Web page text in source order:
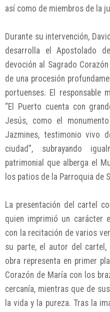
así como de miembros de la
Durante su intervención,
desarrolla el Apostolado
devoción al Sagrado
de una procesión
portuenses. El responsable
“El Puerto cuenta con
Jesús, como el
Jazmines, testimonio vivo
ciudad”, subrayando
patrimonial que alberga el
los patios de la Parroquia de
La presentación del cartel
quien imprimió un carácter
con la recitación de varios
su parte, el autor del cartel,
obra representa en primer
Corazón de María con los
cercanía, mientras que de
la vida y la pureza. Tras la